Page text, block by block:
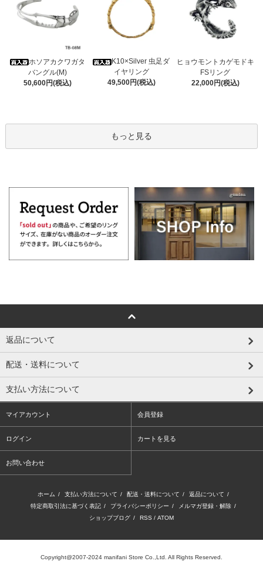
ホソアカクワガタ
バングル(M)
50,600円(税込)
K10×Silver 虫足ダ
イヤリング
49,500円(税込)
ヒョウモントカゲモドキ
FSリング
22,000円(税込)
もっと見る
返品について
配送・送料について
支払い方法について
マイアカウント 会員登録
ログイン カートを見る
お問い合わせ
ホーム / 支払い方法について / 配送・送料について / 返品について /
特定商取引法に基づく表記 / プライバシーポリシー / メルマガ登録・解除 /
ショップブログ / RSS / ATOM
Copyright@2007-2024 manifani Store Co.,Ltd. All Rights Reserved.